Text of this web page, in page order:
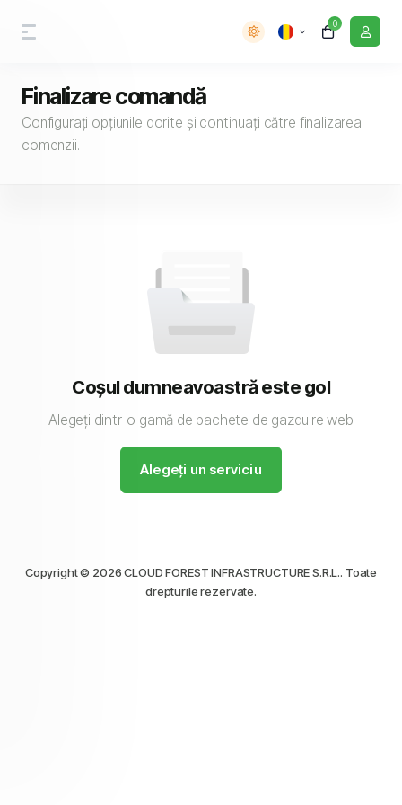
0
Finalizare comandă
Configurați opțiunile dorite și continuați către finalizarea
comenzii.
Coșul dumneavoastră este gol
Alegeți dintr-o gamă de pachete de gazduire web
Alegeți un serviciu
Copyright © 2026 CLOUD FOREST INFRASTRUCTURE S.R.L.. Toate
drepturile rezervate.